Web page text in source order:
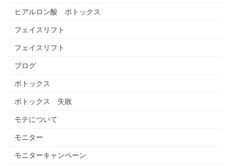
ヒアルロン酸 ボトックス
フェイスリフト
フェイスリフト
ブログ
ボトックス
ボトックス 失敗
モテについて
モニター
モニターキャンペーン